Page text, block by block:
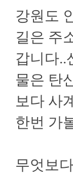
강원도
길은 주
갑니다..
물은 탄
보다 사
한번 가
무엇보